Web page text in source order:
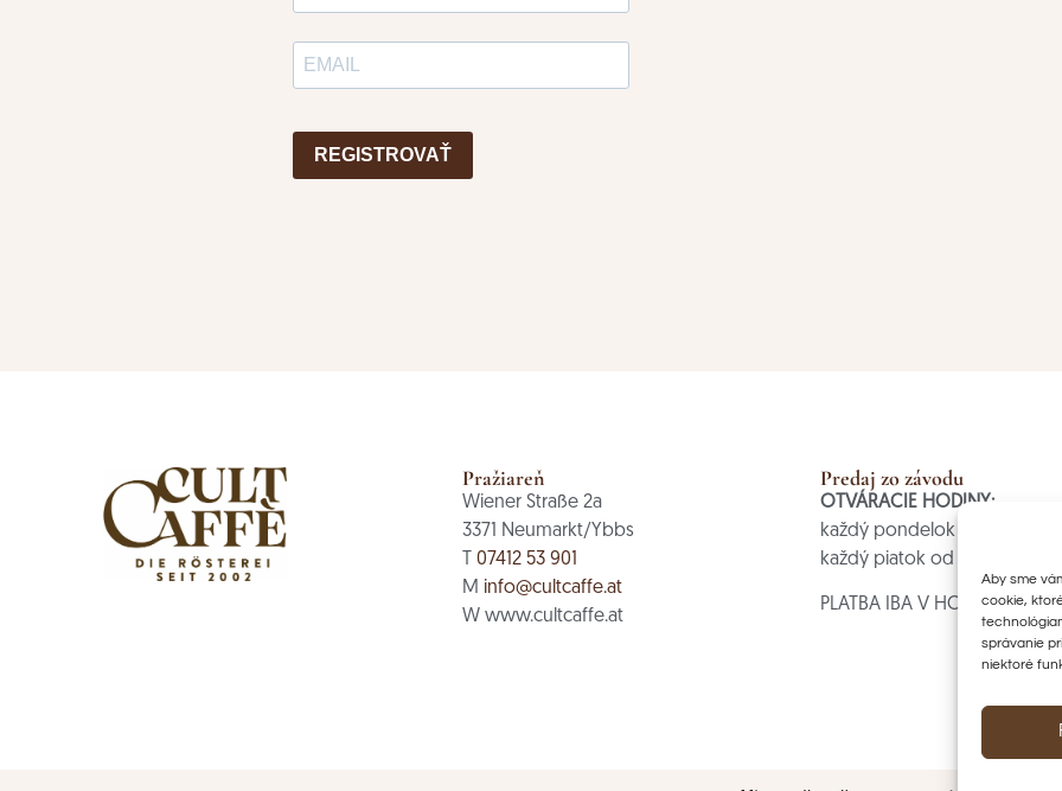
Aby sme
cookie,
správanie
niektoré
REGISTROVAŤ
Pražiareň
Wiener Straße 2a
3371 Neumarkt/Ybbs
07412 53 901
M info@cultcaffe.at
W www.cultcaffe.at
Predaj zo závodu
OTVÁRACIE HODINY:
každý pondelok od 8:00 do
každý piatok od 8:00 do
PLATBA IBA V HOTOVOSTI